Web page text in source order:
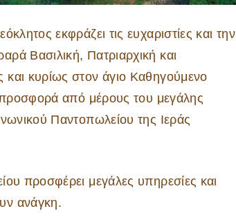
εκφράζει τις ευχαριστίες και την
Βασιλική, Πατριαρχική και
κυρίως στον άγιο Καθηγούμενο
προσφορά από μέρους του μεγάλης
Παντοπωλείου της Ιεράς
προσφέρει μεγάλες υπηρεσίες και
ανάγκη.